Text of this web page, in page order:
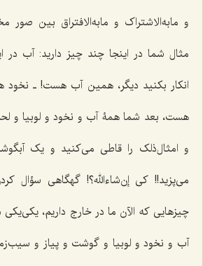
و ما‌به‌الاشتراک و مابه‌الافتراق بین صور
مثال شما در اینجا چند چیز دارید: آب در
انکار بکنید دیگر، همین آب هست! ـ
هست، بعد شما همۀ آب و نخود و لوبیا و
و امثال‌ذلک را قاطى می‌کنید و یک
مى‌پزید!! کى إن‌شاء‌الله؟! گهگاهى سؤال
چیزهایى که الآن ما در خارج داریم،
آب و نخود و لوبیا و گوشت و پیاز و